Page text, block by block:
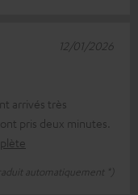
arrivés très
pris deux minutes.
automatiquement *)
12/01/2026